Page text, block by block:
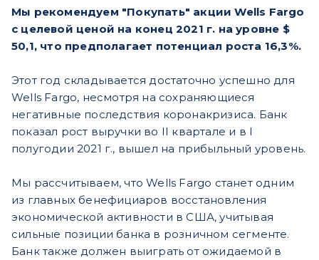
Мы рекомендуем "Покупать" акции Wells Fargo
с целевой ценой на конец 2021 г. на уровне $
50,1, что предполагает потенциал роста 16,3%.
Этот год складывается достаточно успешно для
Wells Fargo, несмотря на сохраняющиеся
негативные последствия коронакризиса. Банк
показал рост выручки во II квартале и в I
полугодии 2021 г., вышел на прибыльный уровень.
Мы рассчитываем, что Wells Fargo станет одним
из главных бенефициаров восстановления
экономической активности в США, учитывая
сильные позиции банка в розничном сегменте.
Банк также должен выиграть от ожидаемой в